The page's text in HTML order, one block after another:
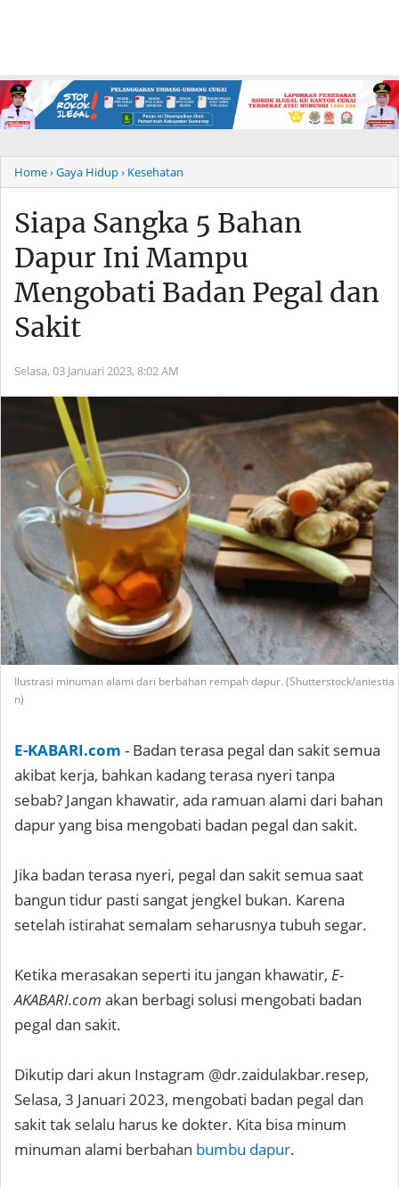
Home› Gaya Hidup› Kesehatan
Siapa Sangka 5 Bahan
Dapur Ini Mampu
Mengobati Badan Pegal dan
Sakit
Selasa, 03 Januari 2023, 8:02 AM
Ilustrasi minuman alami dari berbahan rempah dapur. (Shutterstock/aniestia
n)
E-KABARI.com - Badan terasa pegal dan sakit semua
akibat kerja, bahkan kadang terasa nyeri tanpa
sebab? Jangan khawatir, ada ramuan alami dari bahan
dapur yang bisa mengobati badan pegal dan sakit.
Jika badan terasa nyeri, pegal dan sakit semua saat
bangun tidur pasti sangat jengkel bukan. Karena
setelah istirahat semalam seharusnya tubuh segar.
Ketika merasakan seperti itu jangan khawatir, E-
AKABARI.com akan berbagi solusi mengobati badan
pegal dan sakit.
Dikutip dari akun Instagram @dr.zaidulakbar.resep,
Selasa, 3 Januari 2023, mengobati badan pegal dan
sakit tak selalu harus ke dokter. Kita bisa minum
minuman alami berbahan bumbu dapur.